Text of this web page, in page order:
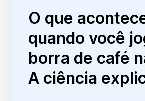
O que
quando você
borra de café
A ciência